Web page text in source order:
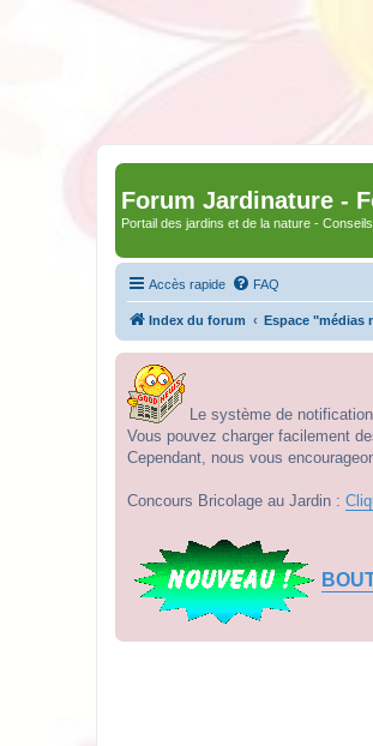
Forum Jardinature -
Portail des jardins et de la nature -
Accès rapide FAQ
Index du forum Espace "médias
Le système de
Vous pouvez charger facilement
Cependant, nous vous
Concours Bricolage au Jardin :